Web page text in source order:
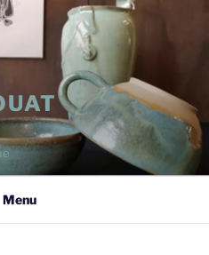
Menu